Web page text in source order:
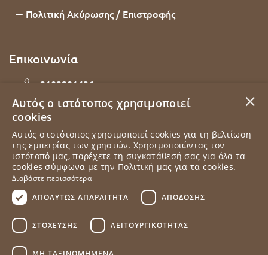
Πολιτική Ακύρωσης / Επιστροφής
Επικοινωνία
2102201436
Εθνάρχου Μακαρίου 92, Δάφνη, 17234, Αττική
info@elampada.gr
Δευτέρα - Παρασκευή 10:00 - 18:00
×
Αυτός ο ιστότοπος χρησιμοποιεί
cookies
Αυτός ο ιστότοπος χρησιμοποιεί cookies για τη βελτίωση
της εμπειρίας των χρηστών. Χρησιμοποιώντας τον
ιστότοπό μας, παρέχετε τη συγκατάθεσή σας για όλα τα
cookies σύμφωνα με την Πολιτική μας για τα cookies.
Διαβάστε περισσότερα
ΑΠΟΛΎΤΩΣ ΑΠΑΡΑΊΤΗΤΑ
ΑΠΌΔΟΣΗΣ
ΣΤΌΧΕΥΣΗΣ ΛΕΙΤΟΥΡΓΙΚΌΤΗΤΑΣ